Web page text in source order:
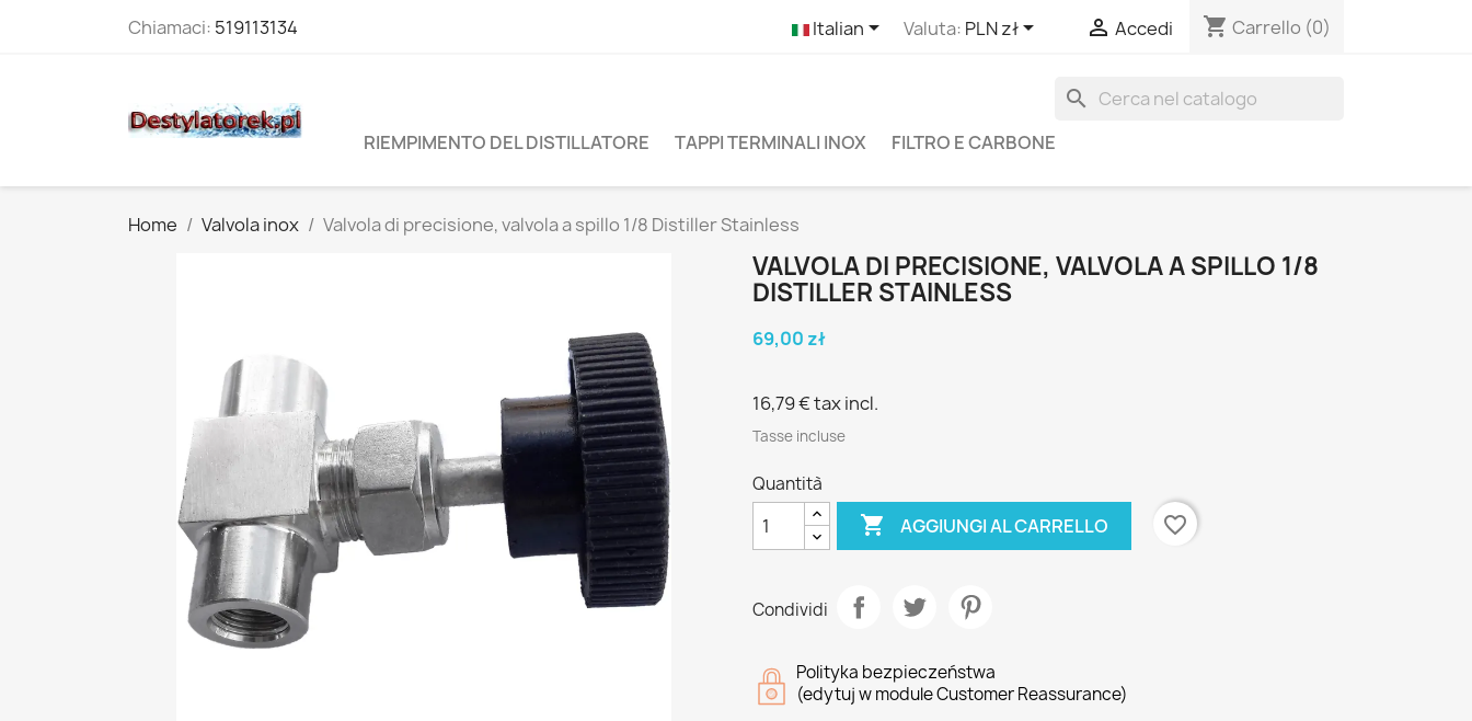
Chiamaci: 519113134 Italian Valuta: PLN zł  Accedi shopping_cart Carrello (0)
search
RIEMPIMENTO DEL DISTILLATORE TAPPI TERMINALI INOX FILTRO E CARBONE
Home Valvola inox Valvola di precisione, valvola a spillo 1/8 Distiller Stainless
VALVOLA DI PRECISIONE, VALVOLA A SPILLO 1/8
DISTILLER STAINLESS
69,00 zł
16,79 €tax incl.
Tasse incluse
Quantità
 AGGIUNGI AL CARRELLO favorite_border
Condividi
Polityka bezpieczeństwa
(edytuj w module Customer Reassurance)